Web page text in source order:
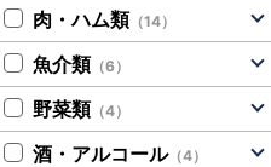
肉・ハム類 （14）
魚介類 （6）
野菜類 （4）
酒・アルコール（4）